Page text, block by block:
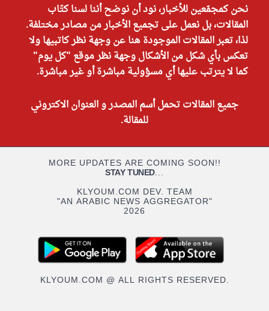
نحن كمجمّعين للأخبار، نود أن نوضح أننا لسنا كتّاب
المقالات، بل نعمل على تجميع الأخبار من مصادر مختلفة.
لذا، تعبر المقالات الموجودة هنا عن وجهة نظر كاتبيها ولا
تعكس بأي شكل من الأشكال وجهة نظر موقع "كل يوم"
كما لا يترتب عليها أي مسؤولية مباشرة أو غير مباشرة.
جميع المقالات تحمل أسم المصدر و العنوان الاكتروني
للمقالة.
MORE UPDATES ARE COMING SOON!!
STAY TUNED...
KLYOUM.COM DEV. TEAM
"AN ARABIC NEWS AGGREGATOR"
2026
KLYOUM.COM @ ALL RIGHTS RESERVED.